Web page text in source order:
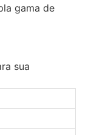
gama de
sua